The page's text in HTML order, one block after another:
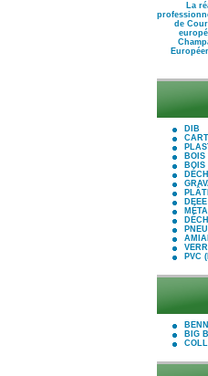
La
de
DIB
BOIS
BOIS
DEEE
PVC
BIG